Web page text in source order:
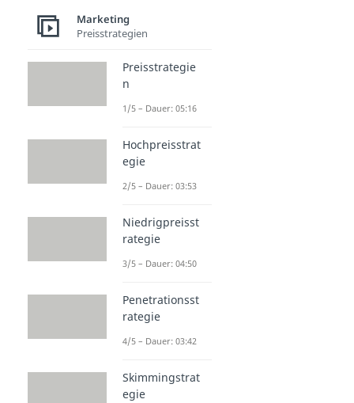
Marketing
Preisstrategien
Preisstrategie
n
1/5 – Dauer: 05:16
Hochpreisstrat
egie
2/5 – Dauer: 03:53
Niedrigpreisst
rategie
3/5 – Dauer: 04:50
Penetrationsst
rategie
4/5 – Dauer: 03:42
Skimmingstrat
egie